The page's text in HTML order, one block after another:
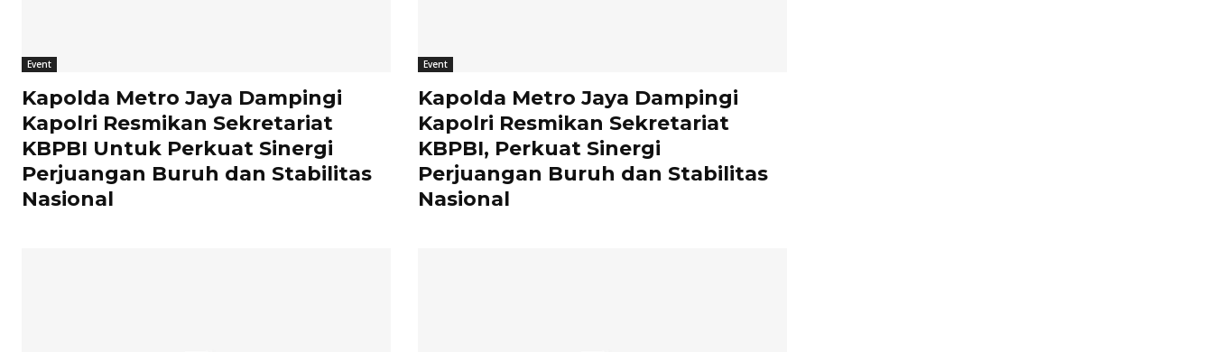
Event
Kapolda Metro Jaya Dampingi
Kapolri Resmikan Sekretariat
KBPBI Untuk Perkuat Sinergi
Perjuangan Buruh dan Stabilitas
Nasional
Event
Kapolda Metro Jaya Dampingi
Kapolri Resmikan Sekretariat
KBPBI, Perkuat Sinergi
Perjuangan Buruh dan Stabilitas
Nasional